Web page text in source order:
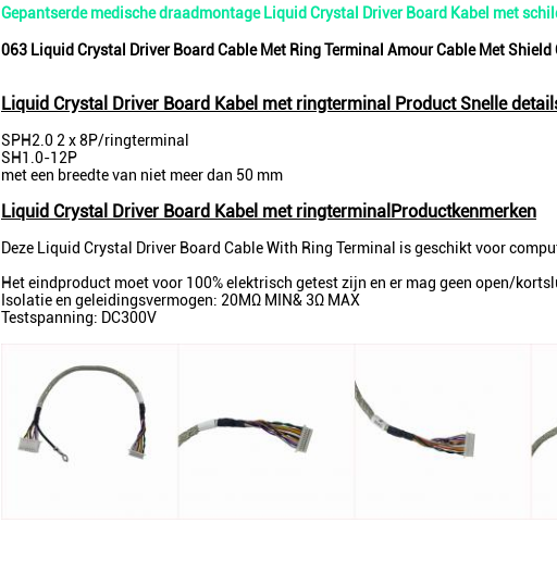
Gepantserde medische draadmontage Liquid Crystal Driver Board Kabel met
063 Liquid Crystal Driver Board Cable Met Ring Terminal Amour Cable Met
Liquid Crystal Driver Board Kabel met ringterminal Product Snelle
SPH2.0 2 x 8P/ringterminal
SH1.0-12P
met een breedte van niet meer dan 50 mm
Liquid Crystal Driver Board Kabel met ringterminal Productkenmerken
Deze Liquid Crystal Driver Board Cable With Ring Terminal is geschikt voor
Het eindproduct moet voor 100% elektrisch getest zijn en er mag geen open/
Isolatie en geleidingsvermogen: 20MΩ MIN& 3Ω MAX
Testspanning: DC300V